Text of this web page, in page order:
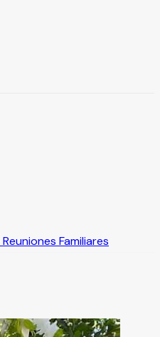
Reuniones Familiares